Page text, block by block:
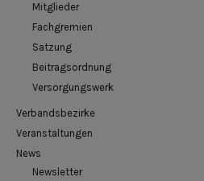
Mitglieder
Fachgremien
Satzung
Beitragsordnung
Versorgungswerk
Verbandsbezirke
Veranstaltungen
News
Newsletter